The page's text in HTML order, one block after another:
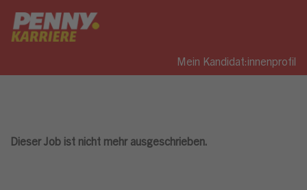
Mein Kandidat:innenprofil
Dieser Job ist nicht mehr ausgeschrieben.